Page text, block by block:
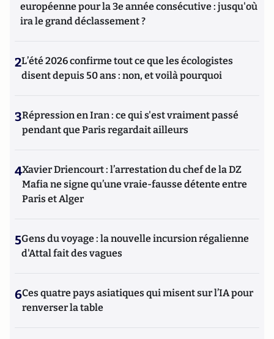
européenne pour la 3e année consécutive : jusqu'où
ira le grand déclassement ?
2L’été 2026 confirme tout ce que les écologistes
disent depuis 50 ans : non, et voilà pourquoi
3Répression en Iran : ce qui s'est vraiment passé
pendant que Paris regardait ailleurs
4Xavier Driencourt : l’arrestation du chef de la DZ
Mafia ne signe qu’une vraie-fausse détente entre
Paris et Alger
5Gens du voyage : la nouvelle incursion régalienne
d'Attal fait des vagues
6Ces quatre pays asiatiques qui misent sur l’IA pour
renverser la table